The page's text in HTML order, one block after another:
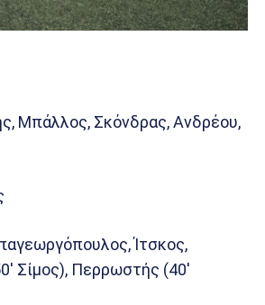
Μπάλλος, Σκόνδρας, Ανδρέου,
Ίτσκος,
Σίμος), Περρωστής (40′